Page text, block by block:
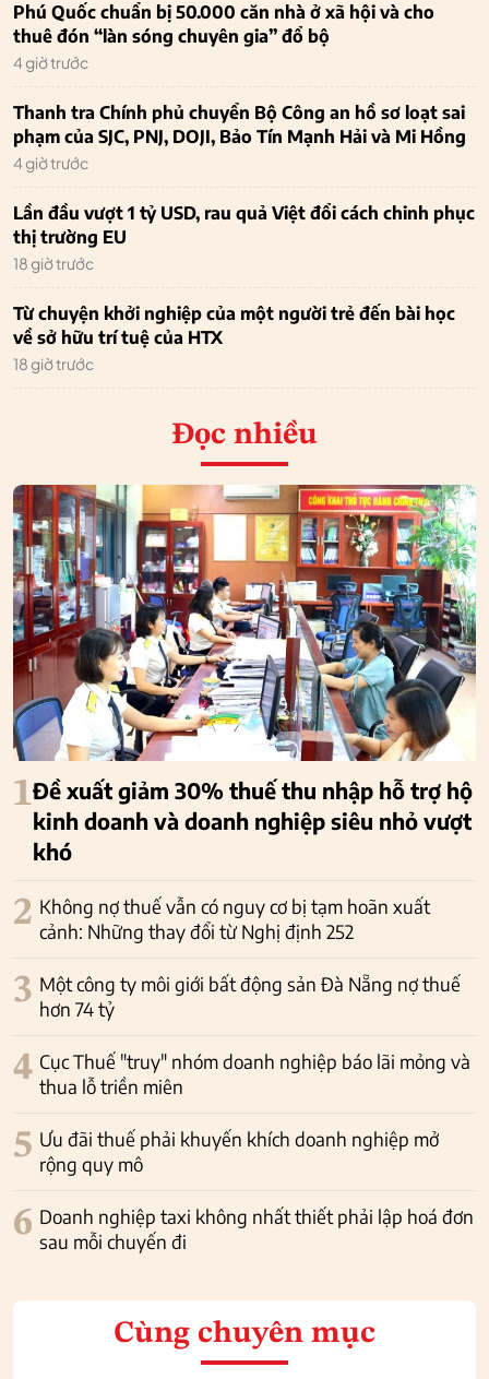
Phú Quốc chuẩn bị 50.000 căn nhà ở xã hội và cho
thuê đón “làn sóng chuyên gia” đổ bộ
4 giờ trước
Thanh tra Chính phủ chuyển Bộ Công an hồ sơ loạt sai
phạm của SJC, PNJ, DOJI, Bảo Tín Mạnh Hải và Mi Hồng
4 giờ trước
Lần đầu vượt 1 tỷ USD, rau quả Việt đổi cách chinh phục
thị trường EU
18 giờ trước
Từ chuyện khởi nghiệp của một người trẻ đến bài học
về sở hữu trí tuệ của HTX
18 giờ trước
Đọc nhiều
1Đề xuất giảm 30% thuế thu nhập hỗ trợ hộ
kinh doanh và doanh nghiệp siêu nhỏ vượt
khó
2 Không nợ thuế vẫn có nguy cơ bị tạm hoãn xuất
cảnh: Những thay đổi từ Nghị định 252
3 Một công ty môi giới bất động sản Đà Nẵng nợ thuế
hơn 74 tỷ
4 Cục Thuế "truy" nhóm doanh nghiệp báo lãi mỏng và
thua lỗ triền miên
5 Ưu đãi thuế phải khuyến khích doanh nghiệp mở
rộng quy mô
6 Doanh nghiệp taxi không nhất thiết phải lập hoá đơn
sau mỗi chuyến đi
Cùng chuyên mục